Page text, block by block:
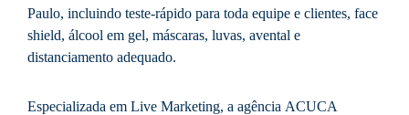
Paulo, incluindo teste-rápido para toda equipe e clientes, face
shield, álcool em gel, máscaras, luvas, avental e
distanciamento adequado.
Especializada em Live Marketing, a agência ACUCA